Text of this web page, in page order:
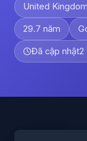
United Kingdom
29.7 năm
Đã cập nhật2